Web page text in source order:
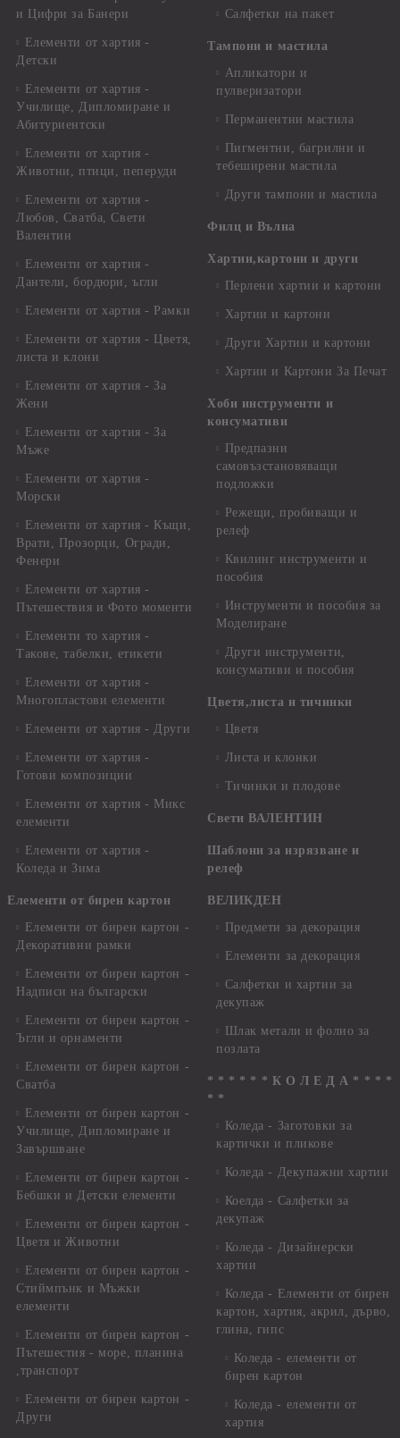
и Цифри за Банери
Елементи от хартия -
Детски
Елементи от хартия -
Училище, Дипломиране и
Абитуриентски
Елементи от хартия -
Животни, птици, пеперуди
Елементи от хартия -
Любов, Сватба, Свети
Валентин
Елементи от хартия -
Дантели, бордюри, ъгли
Елементи от хартия - Рамки
Елементи от хартия - Цветя,
листа и клони
Елементи от хартия - За
Жени
Елементи от хартия - За
Мъже
Елементи от хартия -
Морски
Елементи от хартия - Къщи,
Врати, Прозорци, Огради,
Фенери
Елементи от хартия -
Пътешествия и Фото моменти
Елементи то хартия -
Такове, табелки, етикети
Елементи от хартия -
Многопластови елементи
Елементи от хартия - Други
Елементи от хартия -
Готови композиции
Елементи от хартия - Микс
елементи
Елементи от хартия -
Коледа и Зима
Елементи от бирен картон
Елементи от бирен картон -
Декоративни рамки
Елементи от бирен картон -
Надписи на български
Елементи от бирен картон -
Ъгли и орнаменти
Елементи от бирен картон -
Сватба
Елементи от бирен картон -
Училище, Дипломиране и
Завършване
Елементи от бирен картон -
Бебшки и Детски елементи
Елементи от бирен картон -
Цветя и Животни
Елементи от бирен картон -
Стиймпънк и Мъжки
елементи
Елементи от бирен картон -
Пътешестия - море, планина
,транспорт
Елементи от бирен картон -
Други
Салфетки на пакет
Тампони и мастила
Апликатори и
пулверизатори
Перманентни мастила
Пигментни, багрилни и
тебеширени мастила
Други тампони и мастила
Филц и Вълна
Хартии,картони и други
Перлени хартии и картони
Хартии и картони
Други Хартии и картони
Хартии и Картони За Печат
Хоби инструменти и
консумативи
Предпазни
самовъзстановяващи
подложки
Режещи, пробиващи и
релеф
Квилинг инструменти и
пособия
Инструменти и пособия за
Моделиране
Други инструменти,
консумативи и пособия
Цветя,листа и тичинки
Цветя
Листа и клонки
Тичинки и плодове
Свети ВАЛЕНТИН
Шаблони за изрязване и
релеф
ВЕЛИКДЕН
Предмети за декорация
Елементи за декорация
Салфетки и хартии за
декупаж
Шлак метали и фолио за
позлата
* * * * * * К О Л Е Д А * * * *
* *
Коледа - Заготовки за
картички и пликове
Коледа - Декупажни хартии
Коелда - Салфетки за
декупаж
Коледа - Дизайнерски
хартии
Коледа - Eлементи от бирен
картон, хартия, акрил, дърво,
глина, гипс
Коледа - елементи от
бирен картон
Коледа - елементи от
хартия